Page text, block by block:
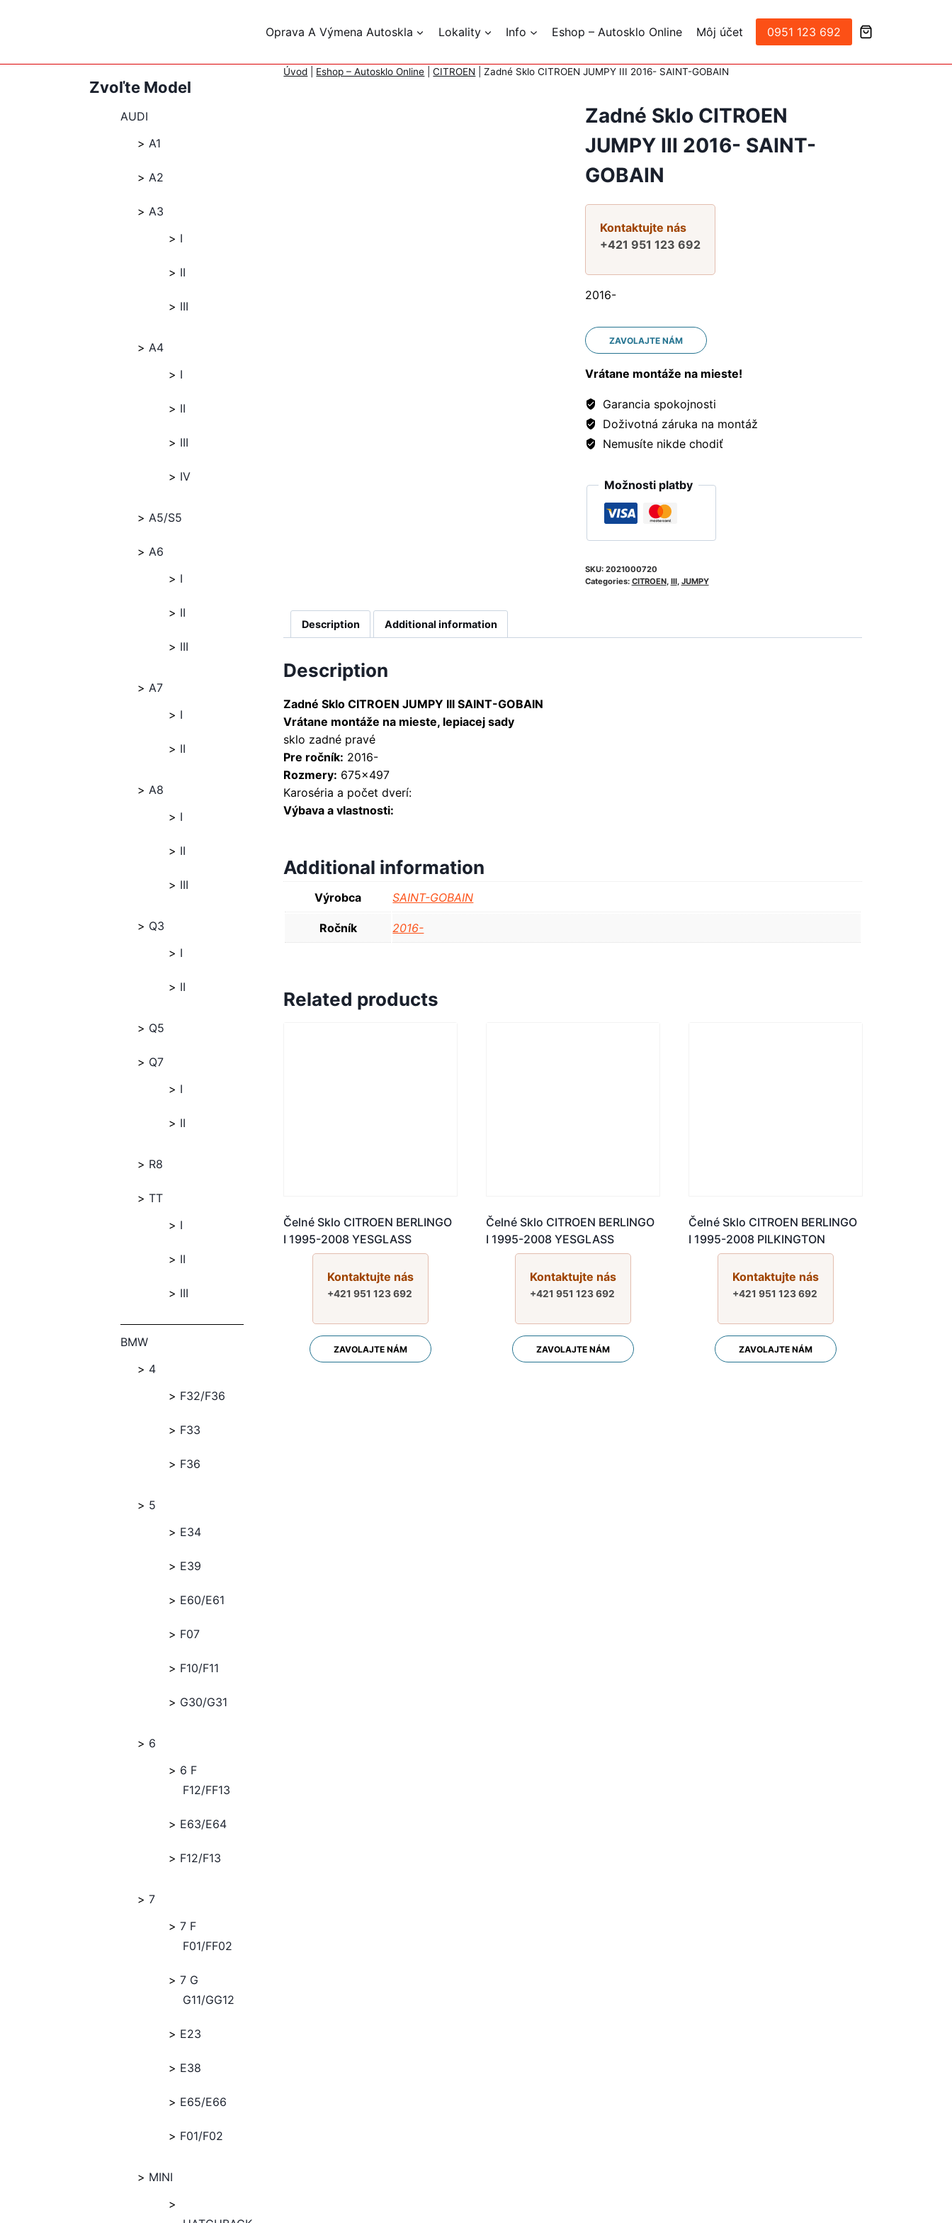
Oprava A Výmena Autoskla Lokality Info Eshop – Autosklo Online Môj účet 0951 123 692
Úvod Eshop – Autosklo Online |CITROEN |Zadné Sklo CITROEN JUMPY III 2016- SAINT-GOBAIN
Zadné Sklo CITROEN
JUMPY III 2016- SAINT-
GOBAIN
Kontaktujte nás
+421 951 123 692
2016-
ZAVOLAJTE NÁM
Vrátane montáže na mieste!
Garancia spokojnosti
Doživotná záruka na montáž
Nemusíte nikde chodiť
Možnosti platby
SKU: 2021000720
Categories: CITROEN, III, JUMPY
Description Additional information
Description
Zadné Sklo CITROEN JUMPY III SAINT-GOBAIN
Vrátane montáže na mieste, lepiacej sady
sklo zadné pravé
Pre ročník: 2016-
Rozmery: 675×497
Karoséria a počet dverí:
Výbava a vlastnosti:
Additional information
Výrobca SAINT-GOBAIN
Ročník 2016-
Related products
Čelné Sklo CITROEN BERLINGO
I 1995-2008 YESGLASS
Kontaktujte nás
+421 951 123 692
ZAVOLAJTE NÁM
Čelné Sklo CITROEN BERLINGO
I 1995-2008 YESGLASS
Kontaktujte nás
+421 951 123 692
ZAVOLAJTE NÁM
Čelné Sklo CITROEN BERLINGO
I 1995-2008 PILKINGTON
Kontaktujte nás
+421 951 123 692
ZAVOLAJTE NÁM
Zvoľte Model
AUDI
A1
A2
A3
I
II
III
A4
I
II
III
IV
A5/S5
A6
I
II
III
A7
I
II
A8
I
II
III
Q3
I
II
Q5
Q7
I
II
R8
TT
I
II
III
BMW
4
F32/F36
F33
F36
5
E34
E39
E60/E61
F07
F10/F11
G30/G31
6
6 F
F12/FF13
E63/E64
F12/F13
7
7 F
F01/FF02
7 G
G11/GG12
E23
E38
E65/E66
F01/F02
MINI